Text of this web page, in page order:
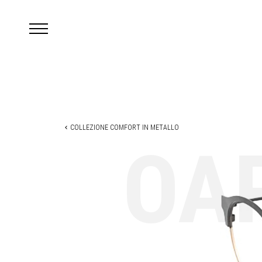
COLLEZIONE COMFORT IN METALLO